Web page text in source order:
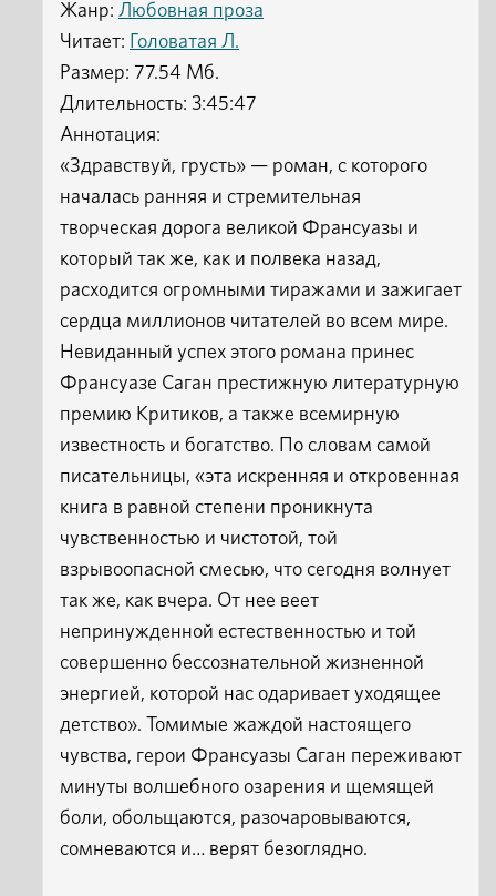
Жанр: Любовная проза
Читает: Головатая Л.
Размер: 77.54 Мб.
Длительность: 3:45:47
Аннотация:
«Здравствуй, грусть» — роман, с которого
началась ранняя и стремительная
творческая дорога великой Франсуазы и
который так же, как и полвека назад,
расходится огромными тиражами и зажигает
сердца миллионов читателей во всем мире.
Невиданный успех этого романа принес
Франсуазе Саган престижную литературную
премию Критиков, а также всемирную
известность и богатство. По словам самой
писательницы, «эта искренняя и откровенная
книга в равной степени проникнута
чувственностью и чистотой, той
взрывоопасной смесью, что сегодня волнует
так же, как вчера. От нее веет
непринужденной естественностью и той
совершенно бессознательной жизненной
энергией, которой нас одаривает уходящее
детство». Томимые жаждой настоящего
чувства, герои Франсуазы Саган переживают
минуты волшебного озарения и щемящей
боли, обольщаются, разочаровываются,
сомневаются и… верят безоглядно.